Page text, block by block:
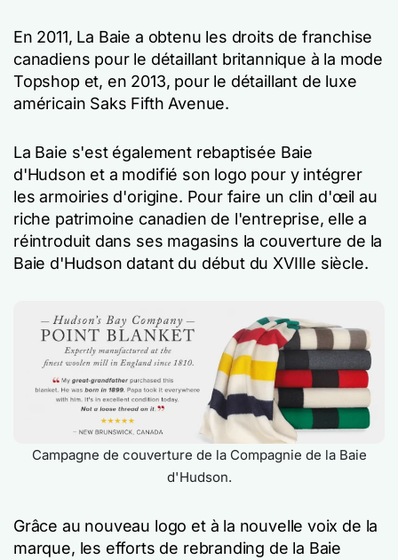
En 2011, La Baie a obtenu les droits de franchise
canadiens pour le détaillant britannique à la mode
Topshop et, en 2013, pour le détaillant de luxe
américain Saks Fifth Avenue.
La Baie s'est également rebaptisée Baie
d'Hudson et a modifié son logo pour y intégrer
les armoiries d'origine. Pour faire un clin d'œil au
riche patrimoine canadien de l'entreprise, elle a
réintroduit dans ses magasins la couverture de la
Baie d'Hudson datant du début du XVIIIe siècle.
Campagne de couverture de la Compagnie de la Baie
d'Hudson.
Grâce au nouveau logo et à la nouvelle voix de la
marque, les efforts de rebranding de la Baie